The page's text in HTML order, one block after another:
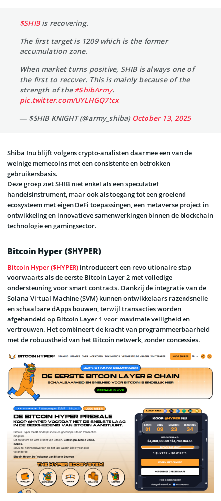
$SHIBis recovering.
The first target is 1209 which is the former
accumulation zone.
When market turns positive, SHIB is always one of
the first to recover. This is mainly because of the
strength of the #ShibArmy.
pic.twitter.com/UYLHGQ7tcx
— $SHIB KNIGHT (@army_shiba) October 13, 2025
Shiba Inu blijft volgens crypto-analisten daarmee een van de
weinige memecoins met een consistente en betrokken
gebruikersbasis.
Deze groep ziet SHIB niet enkel als een speculatief
handelsinstrument, maar ook als toegang tot een groeiend
ecosysteem met eigen DeFi toepassingen, een metaverse project in
ontwikkeling en innovatieve samenwerkingen binnen de blockchain
technologie en gamingsector.
Bitcoin Hyper ($HYPER)
Bitcoin Hyper ($HYPER) introduceert een revolutionaire stap
voorwaarts als de eerste Bitcoin Layer 2 met volledige
ondersteuning voor smart contracts. Dankzij de integratie van de
Solana Virtual Machine (SVM) kunnen ontwikkelaars razendsnelle
en schaalbare dApps bouwen, terwijl transacties worden
afgehandeld op Bitcoin Layer 1 voor maximale veiligheid en
vertrouwen. Het combineert de kracht van programmeerbaarheid
met de robuustheid van het Bitcoin netwerk, zonder concessies.